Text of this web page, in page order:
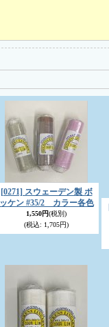
[0271] スウェーデン製 ボ
ッケン #35/2 カラー各色
1,550円(税別)
(税込: 1,705円)